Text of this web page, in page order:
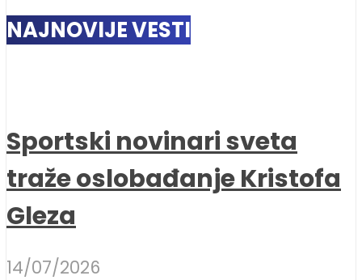
NAJNOVIJE VESTI
Sportski novinari sveta
traže oslobađanje Kristofa
Gleza
14/07/2026